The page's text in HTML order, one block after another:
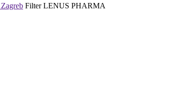
Filter LENUS PHARMA